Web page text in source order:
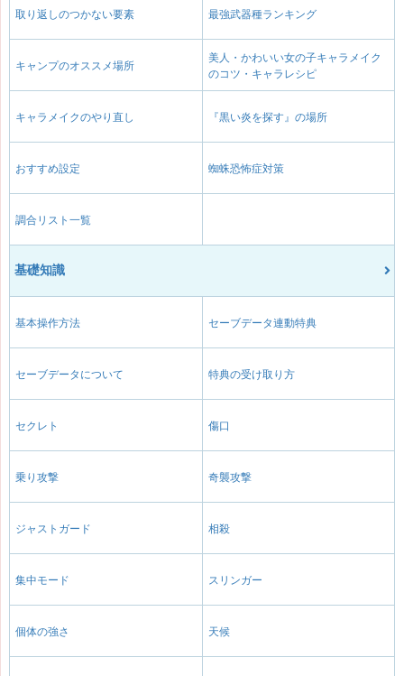
取り返しのつかない要素 最強武器種ランキング
キャンプのオススメ場所
美人・かわいい女の子キャラメイク
のコツ・キャラレシピ
キャラメイクのやり直し 『黒い炎を探す』の場所
おすすめ設定 蜘蛛恐怖症対策
調合リスト一覧
基礎知識
基本操作方法 セーブデータ連動特典
セーブデータについて 特典の受け取り方
セクレト 傷口
乗り攻撃 奇襲攻撃
ジャストガード 相殺
集中モード スリンガー
個体の強さ 天候